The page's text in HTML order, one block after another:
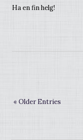
Ha en fin helg!
« Older Entries